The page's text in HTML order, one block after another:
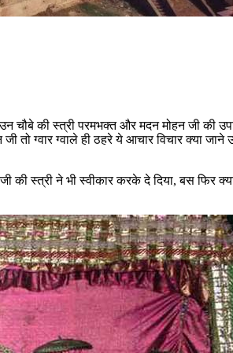
चौबे की स्त्री परमभक्त और मदन मोहन जी की
तो ग्वार ग्वाले ही ठहरे ये आचार विचार
की स्त्री ने भी स्वीकार करके दे दिया, बस